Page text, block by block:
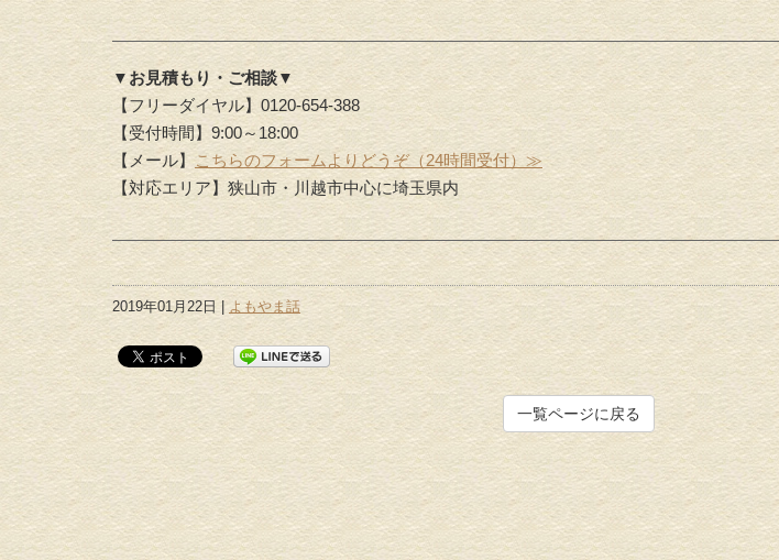
▼お見積もり・ご相談▼
【フリーダイヤル】0120-654-388
【受付時間】9:00～18:00
【メール】こちらのフォームよりどうぞ（24時間受付）≫
【対応エリア】狭山市・川越市中心に埼玉県内
2019年01月22日 | よもやま話
一覧ページに戻る